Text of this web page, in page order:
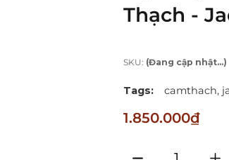
Thạch -
SKU: (Đang cập nhật...)
Tags: camthach,
1.850.000₫